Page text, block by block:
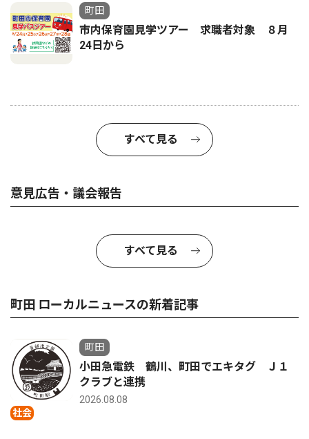
町田
市内保育園見学ツアー 求職者対象 ８月
24日から
すべて見る
意見広告・議会報告
すべて見る
町田 ローカルニュースの新着記事
社会
町田
小田急電鉄 鶴川、町田でエキタグ Ｊ１
クラブと連携
2026.08.08